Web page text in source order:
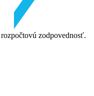
zodpovednosť.